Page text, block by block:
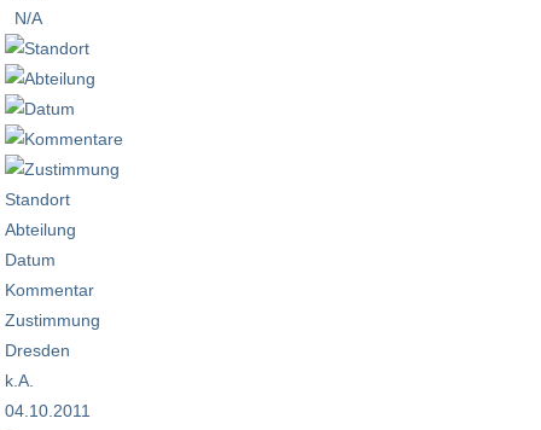
N/A
Standort
Abteilung
Datum
Kommentar
Zustimmung
Dresden
k.A.
04.10.2011